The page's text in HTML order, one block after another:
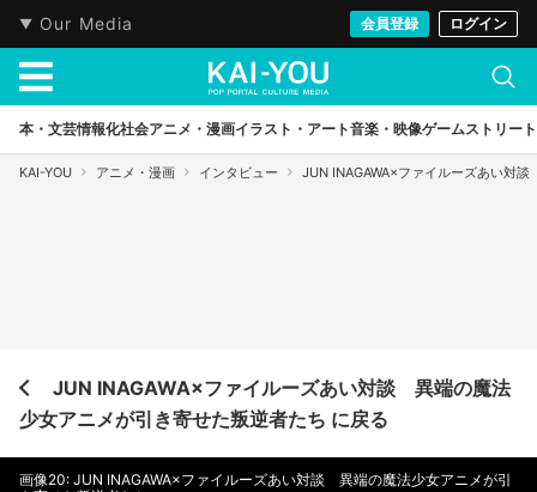
Our Media 会員登録 ログイン
本・文芸情報化社会アニメ・漫画イラスト・アート音楽・映像ゲームストリート
KAI-YOU アニメ・漫画 インタビュー JUN INAGAWA×ファイルーズあい対
JUN INAGAWA×ファイルーズあい対談 異端の魔法
少女アニメが引き寄せた叛逆者たち に戻る
画像20: JUN INAGAWA×ファイルーズあい対談 異端の魔法少女アニメが引